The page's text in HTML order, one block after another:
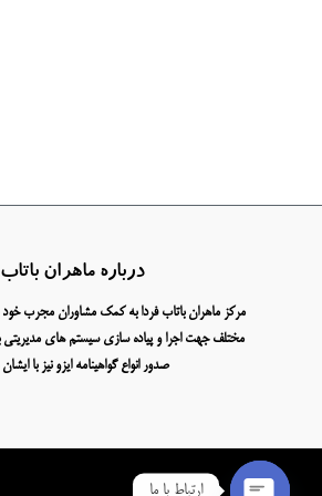
درباره ماهران
مرکز ماهران باتاب فردا به کمک مشاوران مجرب خود
مختلف جهت اجرا و پیاده سازی سیستم های مدیریتی
صدور انواع گواهینامه ایزو نیز با
ارتباط با ما